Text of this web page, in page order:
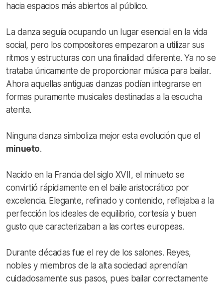
hacia espacios más abiertos al público.
La danza seguía ocupando un lugar esencial en la vida
social, pero los compositores empezaron a utilizar sus
ritmos y estructuras con una finalidad diferente. Ya no se
trataba únicamente de proporcionar música para bailar.
Ahora aquellas antiguas danzas podían integrarse en
formas puramente musicales destinadas a la escucha
atenta.
Ninguna danza simboliza mejor esta evolución que el
minueto.
Nacido en la Francia del siglo XVII, el minueto se
convirtió rápidamente en el baile aristocrático por
excelencia. Elegante, refinado y contenido, reflejaba a la
perfección los ideales de equilibrio, cortesía y buen
gusto que caracterizaban a las cortes europeas.
Durante décadas fue el rey de los salones. Reyes,
nobles y miembros de la alta sociedad aprendían
cuidadosamente sus pasos, pues bailar correctamente